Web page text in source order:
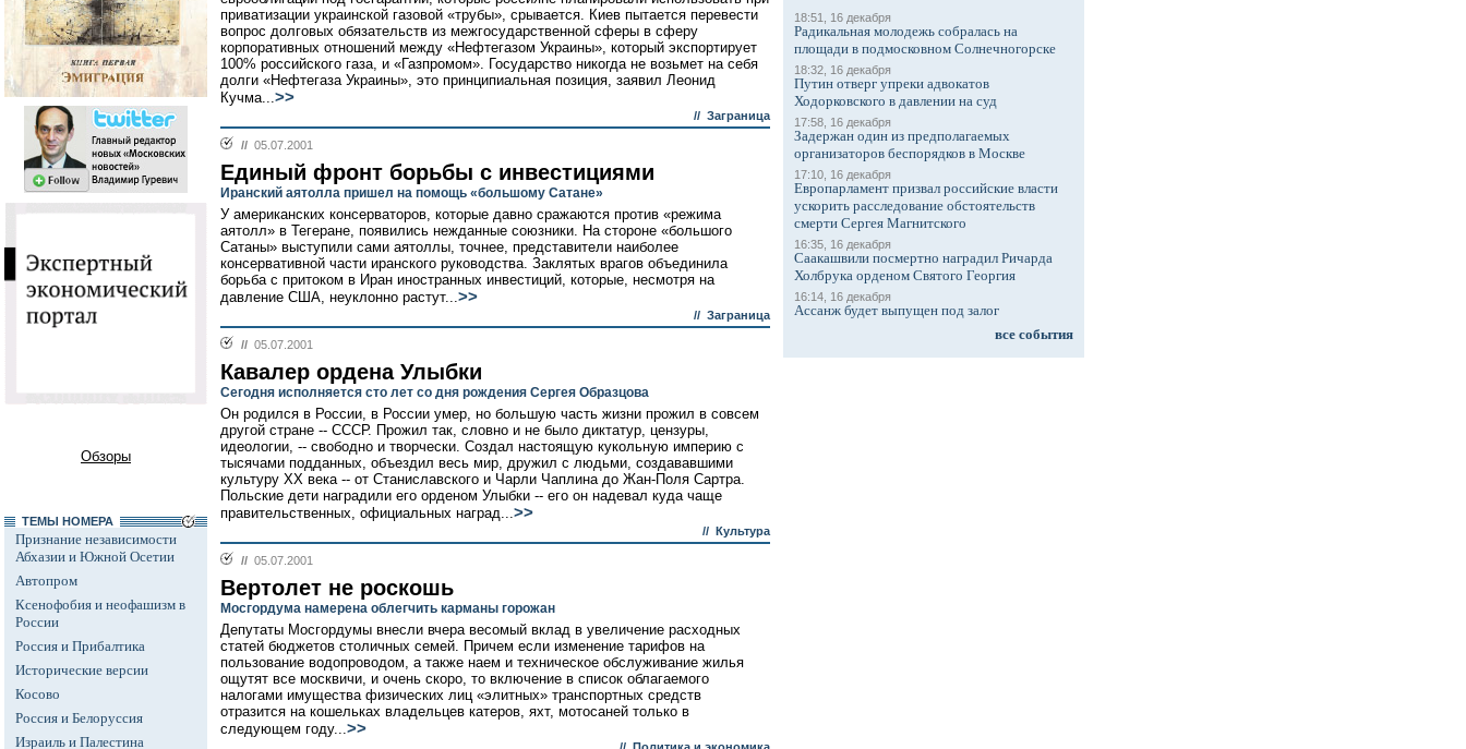
Обзоры
ТЕМЫ НОМЕРА
Признание независимости
Абхазии и Южной Осетии
Автопром
Ксенофобия и неофашизм в
России
Россия и Прибалтика
Исторические версии
Косово
Россия и Белоруссия
Израиль и Палестина
приватизации украинской газовой «трубы», срывается. Киев пытается перевести
вопрос долговых обязательств из межгосударственной сферы в сферу
корпоративных отношений между «Нефтегазом Украины», который экспортирует
100% российского газа, и «Газпромом». Государство никогда не возьмет на себя
долги «Нефтегаза Украины», это принципиальная позиция, заявил Леонид
Кучма...>>
// Заграница
// 05.07.2001
Единый фронт борьбы с инвестициями
Иранский аятолла пришел на помощь «большому Сатане»
У американских консерваторов, которые давно сражаются против «режима
аятолл» в Тегеране, появились нежданные союзники. На стороне «большого
Сатаны» выступили сами аятоллы, точнее, представители наиболее
консервативной части иранского руководства. Заклятых врагов объединила
борьба с притоком в Иран иностранных инвестиций, которые, несмотря на
давление США, неуклонно растут...>>
// Заграница
// 05.07.2001
Кавалер ордена Улыбки
Сегодня исполняется сто лет со дня рождения Сергея Образцова
Он родился в России, в России умер, но большую часть жизни прожил в совсем
другой стране -- СССР. Прожил так, словно и не было диктатур, цензуры,
идеологии, -- свободно и творчески. Создал настоящую кукольную империю с
тысячами подданных, объездил весь мир, дружил с людьми, создававшими
культуру XX века -- от Станиславского и Чарли Чаплина до Жан-Поля Сартра.
Польские дети наградили его орденом Улыбки -- его он надевал куда чаще
правительственных, официальных наград...>>
// Культура
// 05.07.2001
Вертолет не роскошь
Мосгордума намерена облегчить карманы горожан
Депутаты Мосгордумы внесли вчера весомый вклад в увеличение расходных
статей бюджетов столичных семей. Причем если изменение тарифов на
пользование водопроводом, а также наем и техническое обслуживание жилья
ощутят все москвичи, и очень скоро, то включение в список облагаемого
налогами имущества физических лиц «элитных» транспортных средств
отразится на кошельках владельцев катеров, яхт, мотосаней только в
следующем году...>>
18:51, 16 декабря
Радикальная молодежь собралась на
площади в подмосковном Солнечногорске
18:32, 16 декабря
Путин отверг упреки адвокатов
Ходорковского в давлении на суд
17:58, 16 декабря
Задержан один из предполагаемых
организаторов беспорядков в Москве
17:10, 16 декабря
Европарламент призвал российские власти
ускорить расследование обстоятельств
смерти Сергея Магнитского
16:35, 16 декабря
Саакашвили посмертно наградил Ричарда
Холбрука орденом Святого Георгия
16:14, 16 декабря
Ассанж будет выпущен под залог
все события